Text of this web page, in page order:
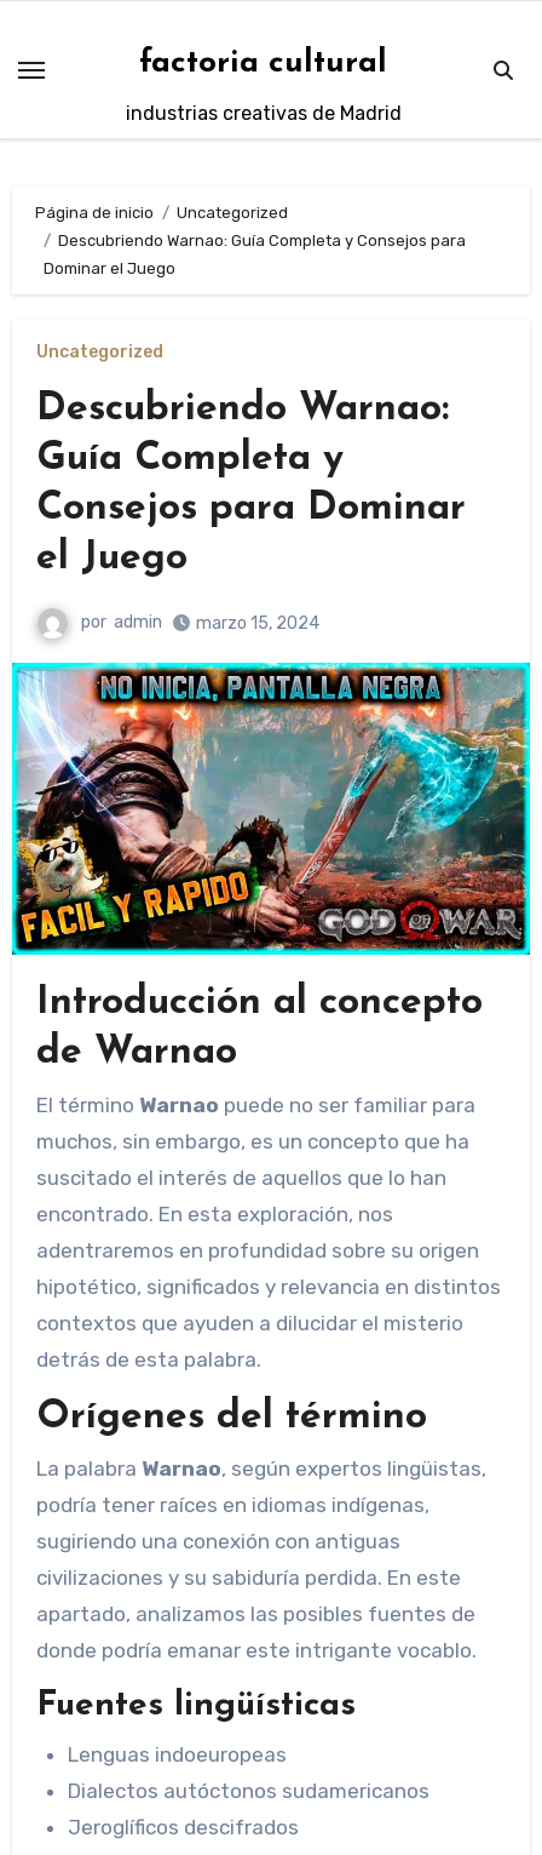
contenido
factoria cultural
industrias creativas de Madrid
Página de inicio
Uncategorized
Descubriendo Warnao: Guía Completa y Consejos para
Dominar el Juego
Uncategorized
Descubriendo Warnao:
Guía Completa y
Consejos para Dominar
el Juego
por admin marzo 15, 2024
Introducción al concepto
de Warnao
El término Warnao puede no ser familiar para
muchos, sin embargo, es un concepto que ha
suscitado el interés de aquellos que lo han
encontrado. En esta exploración, nos
adentraremos en profundidad sobre su origen
hipotético, significados y relevancia en distintos
contextos que ayuden a dilucidar el misterio
detrás de esta palabra.
Orígenes del término
La palabra Warnao, según expertos lingüistas,
podría tener raíces en idiomas indígenas,
sugiriendo una conexión con antiguas
civilizaciones y su sabiduría perdida. En este
apartado, analizamos las posibles fuentes de
donde podría emanar este intrigante vocablo.
Fuentes lingüísticas
Lenguas indoeuropeas
Dialectos autóctonos sudamericanos
Jeroglíficos descifrados